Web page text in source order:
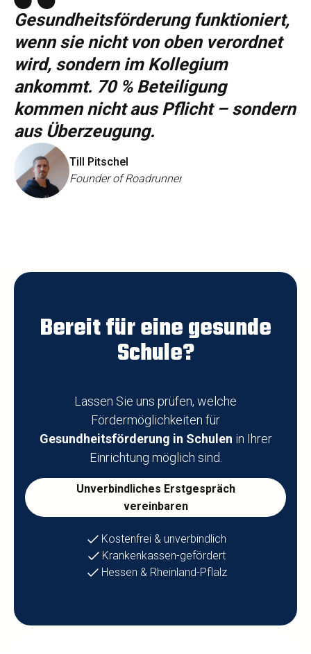
Gesundheitsförderung funktioniert,
wenn sie nicht von oben verordnet
wird, sondern im Kollegium
ankommt. 70 % Beteiligung
kommen nicht aus Pflicht – sondern
aus Überzeugung.
Till Pitschel
Founder of Roadrunner
Bereit für eine gesunde
Schule?
Lassen Sie uns prüfen, welche
Fördermöglichkeiten für
Gesundheitsförderung in Schulen in Ihrer
Einrichtung möglich sind.
Unverbindliches Erstgespräch
vereinbaren
Kostenfrei & unverbindlich
Krankenkassen-gefördert
Hessen & Rheinland-Pflalz